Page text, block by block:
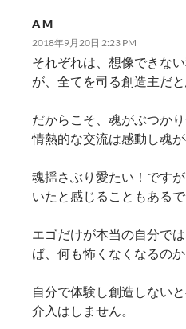
A M
2018年9月20日 2:23 PM
それぞれは、想像できな
が、全てを司る創造主だと
だからこそ、魂がぶつか
情熱的な交流は感動し魂が
魂揺さぶり愛たい！です
いたと感じることもあるで
エゴだけが本当の自分で
ば、何も怖くなくなるのか
自分で体験し創造しない
介入はしません。